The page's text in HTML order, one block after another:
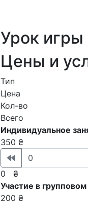
Урок игры
Цены и
Тип
Цена
Кол-во
Всего
Индивидуальное
350 ₴
0
₴
Участие в групповом
200 ₴